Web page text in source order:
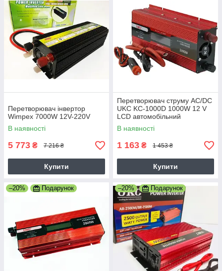
Перетворювач інвертор
Wimpex 7000W 12V-220V
В наявності
5 773 ₴ 7 216 ₴
Купити
Перетворювач струму AC/DC
UKC KC-1000D 1000W 12 V
LCD автомобільний
В наявності
1 163 ₴ 1 453 ₴
Купити
–20% Подарунок –20% Подарунок